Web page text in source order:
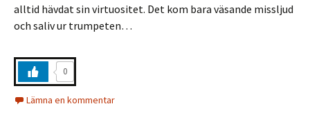
alltid hävdat sin virtuositet. Det kom bara väsande missljud
och saliv ur trumpeten…
0
Lämna en kommentar